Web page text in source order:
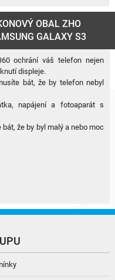
OBAL ZHO
GALAXY S3
ochrání váš telefon nejen
displeje.
bát, že by telefon nebyl
napájení a fotoaparát s
že by byl malý a nebo moc